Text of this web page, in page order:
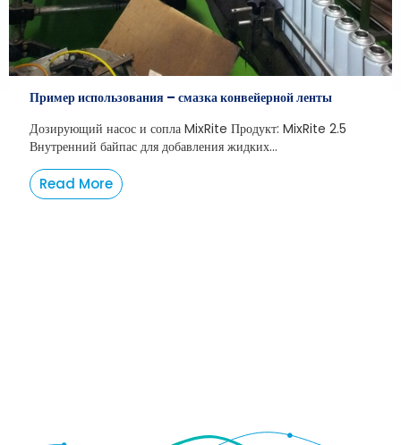
Пример использования – смазка конвейерной ленты
Дозирующий насос и сопла MixRite Продукт: MixRite 2.5
Внутренний байпас для добавления жидких...
Read More